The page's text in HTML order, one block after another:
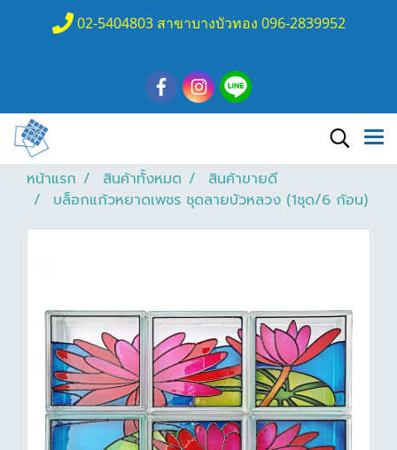
02-5404803 สาขาบางบัวทอง 096-2839952
หน้าแรก สินค้าทั้งหมด
สินค้าขายดี
บล็อกแก้วหยาดเพชร ชุดลายบัวหลวง (1ชุด/6 ก้อน)